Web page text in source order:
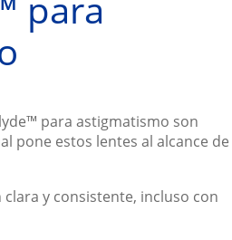
para astigmatismo son
pone estos lentes al alcance de
y consistente, incluso con